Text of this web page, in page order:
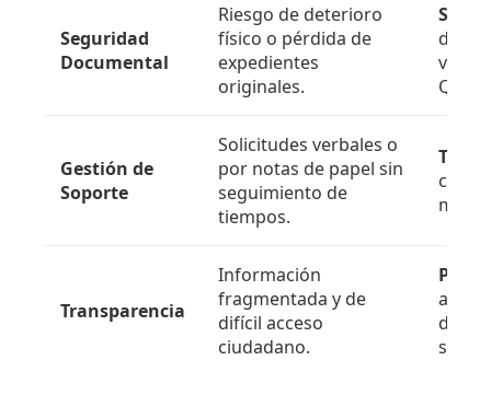
Seguridad
Documental
Riesgo de deterioro
físico o pérdida de
expedientes
originales.
QR.
Gestión de
Soporte
Solicitudes verbales o
por notas de papel sin
seguimiento de
tiempos.
cada
Transparencia
Información
fragmentada y de
difícil acceso
ciudadano.